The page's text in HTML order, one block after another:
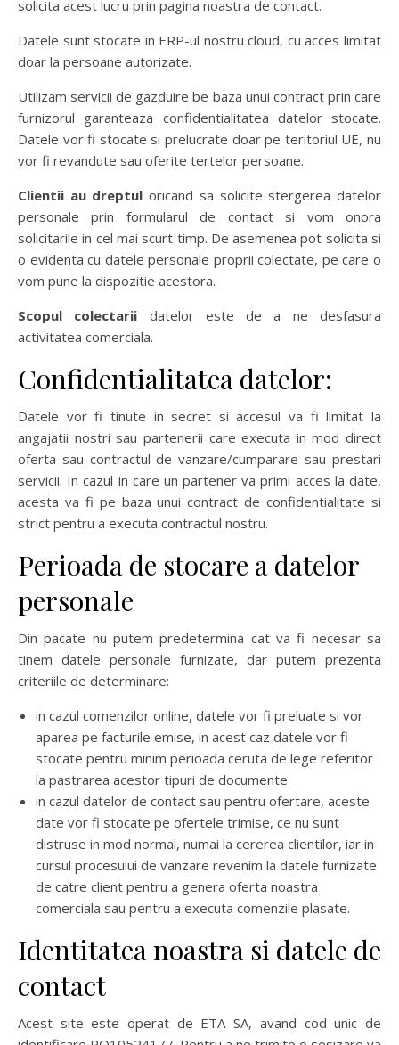
solicita acest lucru prin pagina noastra de contact.
Datele sunt stocate in ERP-ul nostru cloud, cu acces limitat
doar la persoane autorizate.
Utilizam servicii de gazduire be baza unui contract prin care
furnizorul garanteaza confidentialitatea datelor stocate.
Datele vor fi stocate si prelucrate doar pe teritoriul UE, nu
vor fi revandute sau oferite tertelor persoane.
Clientii au dreptul oricand sa solicite stergerea datelor
personale prin formularul de contact si vom onora
solicitarile in cel mai scurt timp. De asemenea pot solicita si
o evidenta cu datele personale proprii colectate, pe care o
vom pune la dispozitie acestora.
Scopul colectarii datelor este de a ne desfasura
activitatea comerciala.
Confidentialitatea datelor:
Datele vor fi tinute in secret si accesul va fi limitat la
angajatii nostri sau partenerii care executa in mod direct
oferta sau contractul de vanzare/cumparare sau prestari
servicii. In cazul in care un partener va primi acces la date,
acesta va fi pe baza unui contract de confidentialitate si
strict pentru a executa contractul nostru.
Perioada de stocare a datelor
personale
Din pacate nu putem predetermina cat va fi necesar sa
tinem datele personale furnizate, dar putem prezenta
criteriile de determinare:
in cazul comenzilor online, datele vor fi preluate si vor
aparea pe facturile emise, in acest caz datele vor fi
stocate pentru minim perioada ceruta de lege referitor
la pastrarea acestor tipuri de documente
in cazul datelor de contact sau pentru ofertare, aceste
date vor fi stocate pe ofertele trimise, ce nu sunt
distruse in mod normal, numai la cererea clientilor, iar in
cursul procesului de vanzare revenim la datele furnizate
de catre client pentru a genera oferta noastra
comerciala sau pentru a executa comenzile plasate.
Identitatea noastra si datele de
contact
Acest site este operat de ETA SA, avand cod unic de